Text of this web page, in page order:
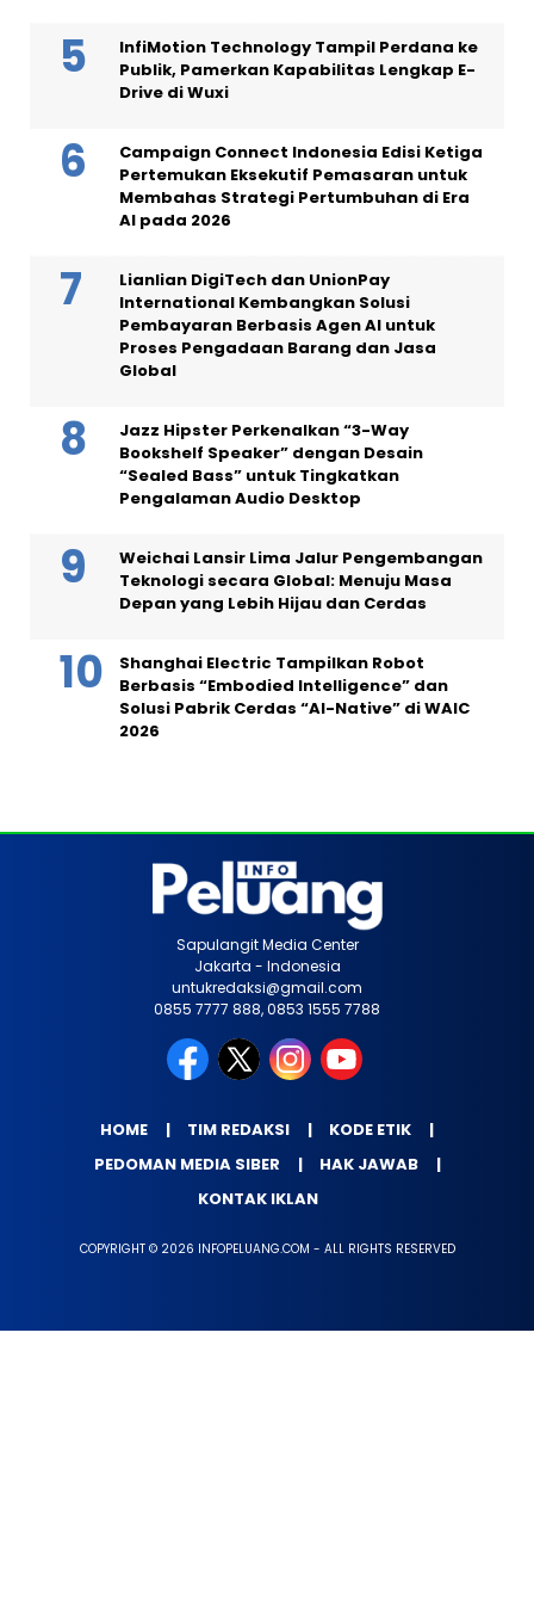
InfiMotion Technology Tampil Perdana ke
Publik, Pamerkan Kapabilitas Lengkap E-
Drive di Wuxi
Campaign Connect Indonesia Edisi Ketiga
Pertemukan Eksekutif Pemasaran untuk
Membahas Strategi Pertumbuhan di Era
AI pada 2026
Lianlian DigiTech dan UnionPay
International Kembangkan Solusi
Pembayaran Berbasis Agen AI untuk
Proses Pengadaan Barang dan Jasa
Global
Jazz Hipster Perkenalkan “3-Way
Bookshelf Speaker” dengan Desain
“Sealed Bass” untuk Tingkatkan
Pengalaman Audio Desktop
Weichai Lansir Lima Jalur Pengembangan
Teknologi secara Global: Menuju Masa
Depan yang Lebih Hijau dan Cerdas
Shanghai Electric Tampilkan Robot
Berbasis “Embodied Intelligence” dan
Solusi Pabrik Cerdas “AI-Native” di WAIC
2026
Sapulangit Media Center
Jakarta - Indonesia
untukredaksi@gmail.com
0855 7777 888, 0853 1555 7788
HOME TIM REDAKSI
KODE ETIK
PEDOMAN MEDIA SIBER
HAK JAWAB
KONTAK IKLAN
COPYRIGHT © 2026 INFOPELUANG.COM - ALL RIGHTS RESERVED